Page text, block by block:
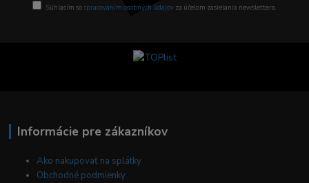
Súhlasím sospracovaním osobných údajov za účelom zasielania newslettera.
Informácie pre zákazníkov
Ako nakupovať na splátky
Obchodné podmienky